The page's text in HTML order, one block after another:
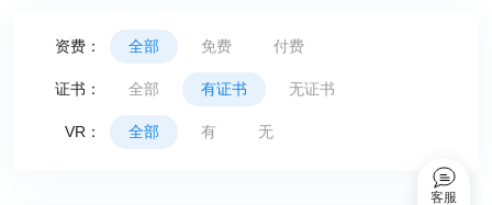
客服
资费： 全部 免费 付费
证书： 全部 有证书 无证书
VR： 全部 有 无